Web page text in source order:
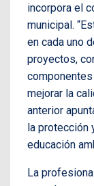
incorpora el
municipal.
en cada uno
proyectos,
mejorar la
anterior
la protección
educación
La